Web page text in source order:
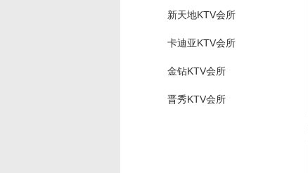
新天地KTV会所
卡迪亚KTV会所
金钻KTV会所
晋秀KTV会所